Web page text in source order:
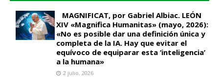
MAGNIFICAT, por Gabriel Albiac. LEÓN
XIV «Magnifica Humanitas» (mayo, 2026):
«No es posible dar una definición única y
completa de la IA. Hay que evitar el
equívoco de equiparar esta ‘inteligencia’
a la humana»
2 julio, 2026